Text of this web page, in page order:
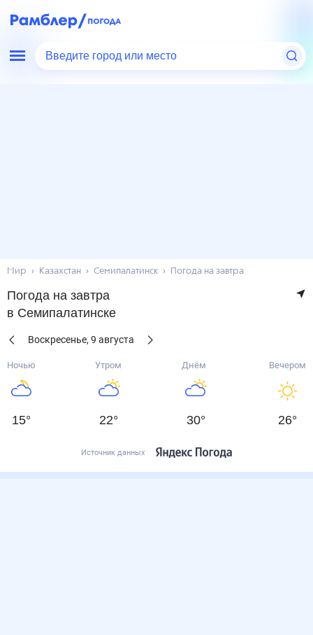
Введите город или место
Мир Казахстан Семипалатинск Погода на завтра
Погода на завтра
в Семипалатинске
Воскресенье, 9 августа
Ночью
15°
Утром
22°
Днём
30°
Вечером
26°
Источник данных